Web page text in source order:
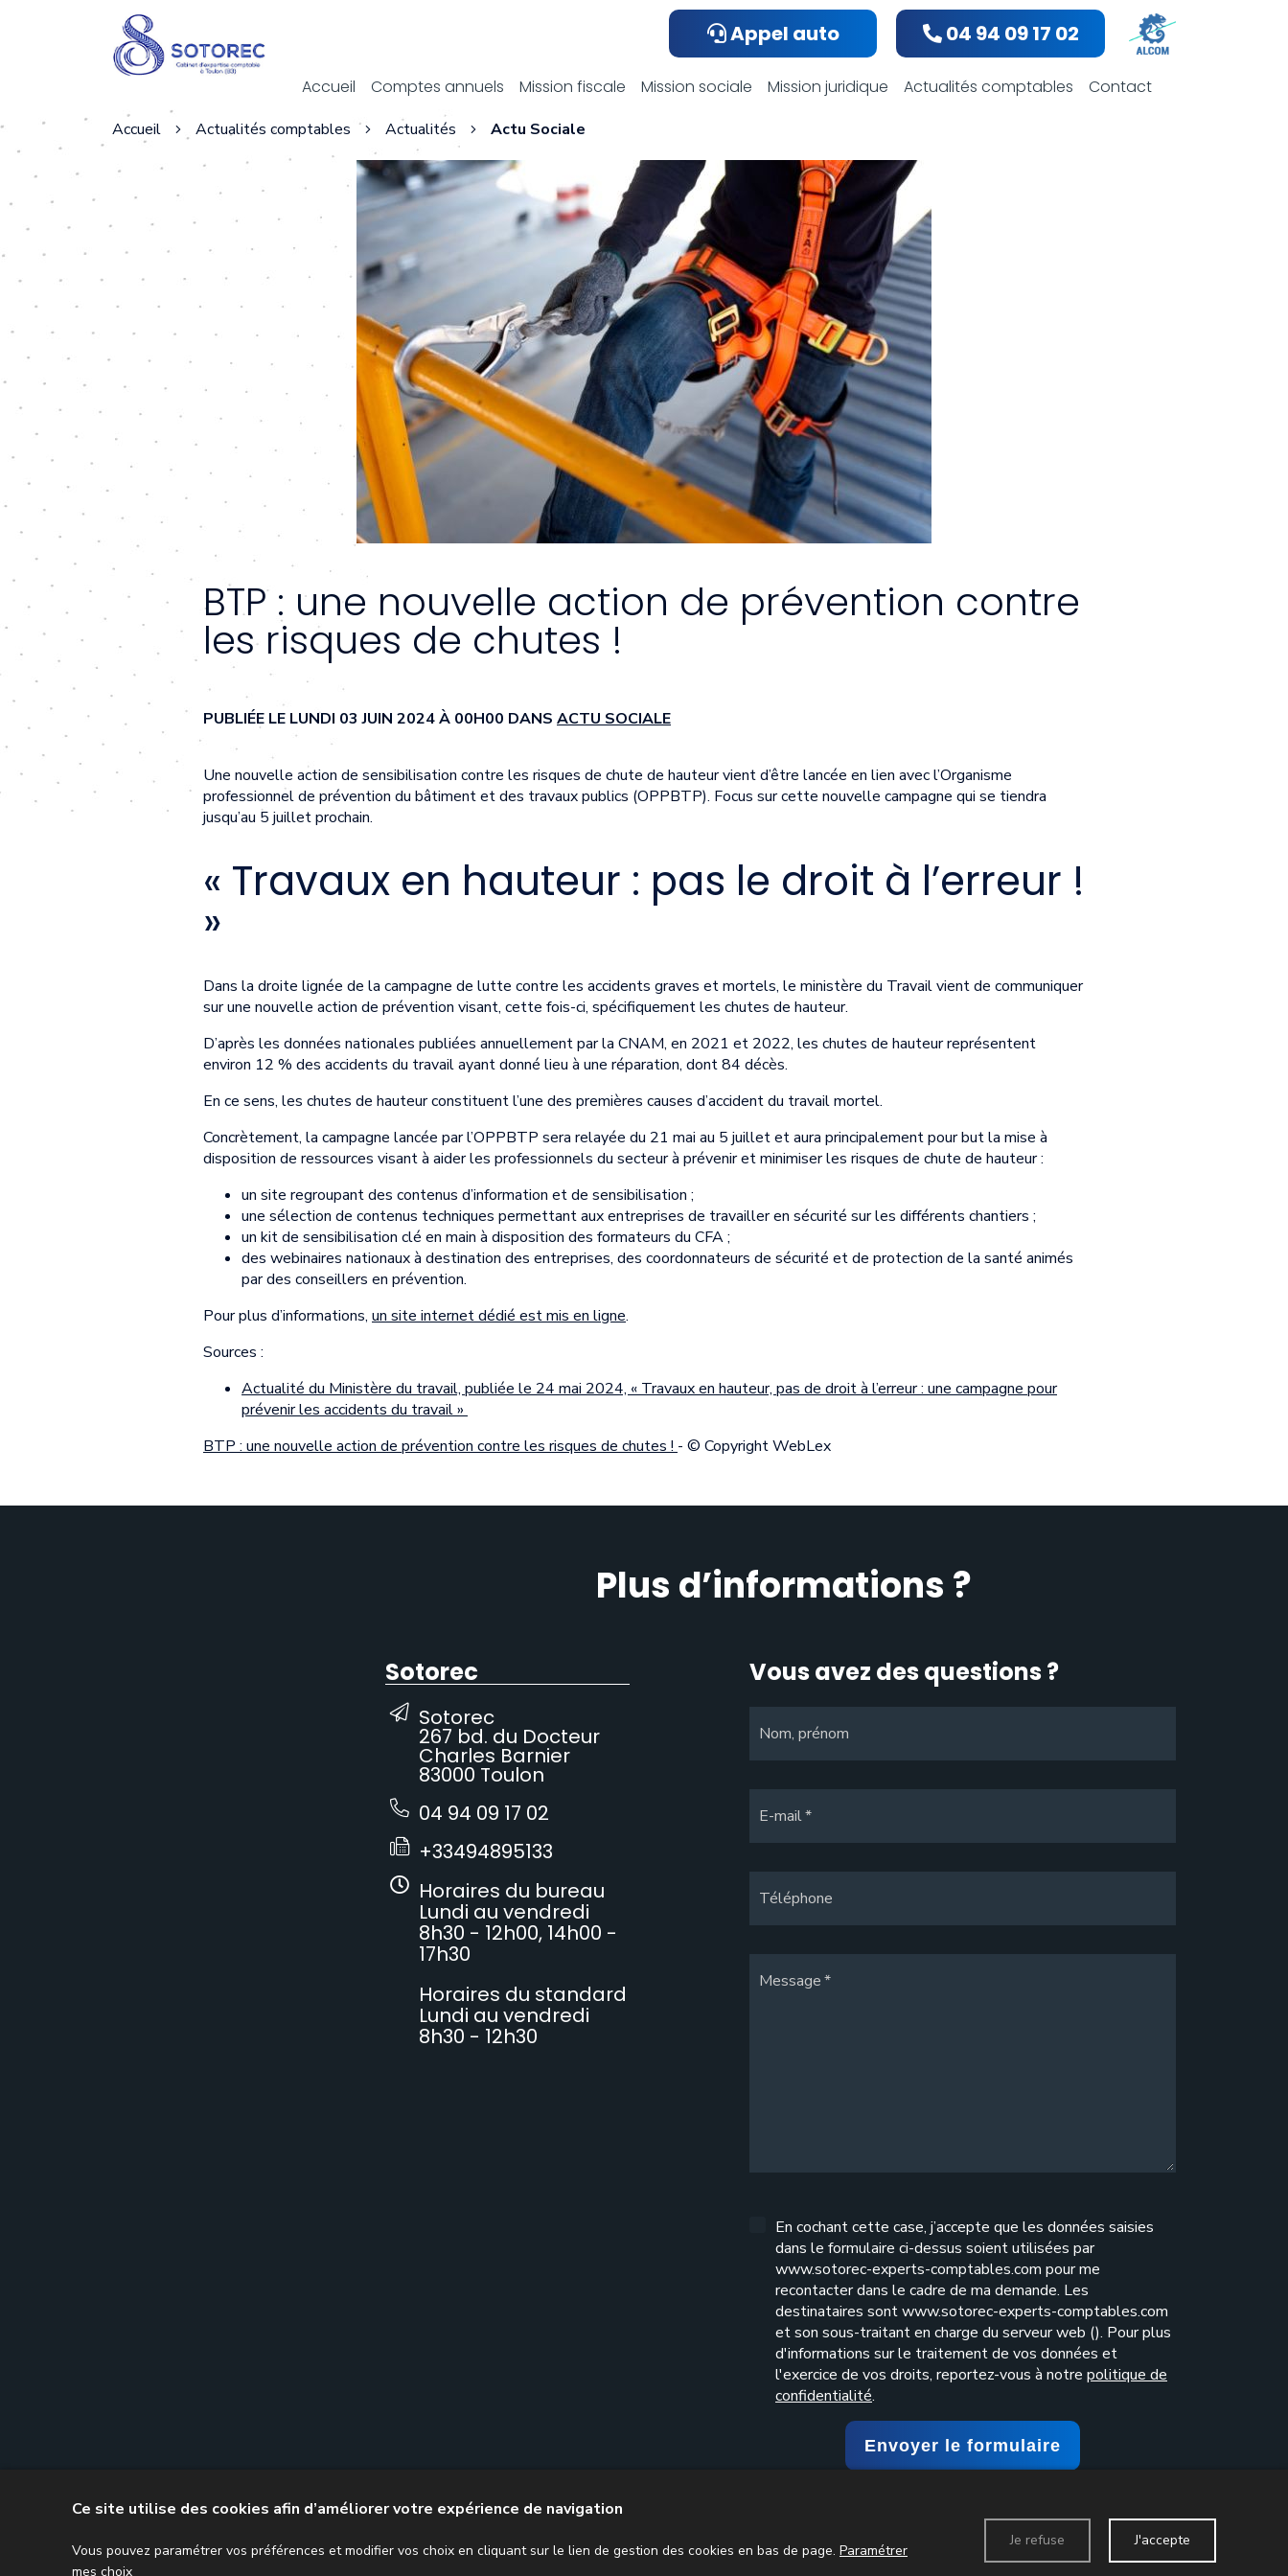
Appel auto 04 94 09 17 02
Accueil Comptes annuels Mission fiscale Mission sociale Mission juridique Actualités comptables Contact
Actualités comptables
Accueil Actualités comptables Actualités Actu Sociale
BTP : une nouvelle action de prévention contre
les risques de chutes !
PUBLIÉE LE LUNDI 03 JUIN 2024 À 00H00 DANS ACTU SOCIALE
Une nouvelle action de sensibilisation contre les risques de chute de hauteur vient d’être lancée en lien avec l’Organisme
professionnel de prévention du bâtiment et des travaux publics (OPPBTP). Focus sur cette nouvelle campagne qui se tiendra
jusqu’au 5 juillet prochain.
« Travaux en hauteur : pas le droit à l’erreur !
»
Dans la droite lignée de la campagne de lutte contre les accidents graves et mortels, le ministère du Travail vient de communiquer
sur une nouvelle action de prévention visant, cette fois-ci, spécifiquement les chutes de hauteur.
D’après les données nationales publiées annuellement par la CNAM, en 2021 et 2022, les chutes de hauteur représentent
environ 12 % des accidents du travail ayant donné lieu à une réparation, dont 84 décès.
En ce sens, les chutes de hauteur constituent l’une des premières causes d’accident du travail mortel.
Concrètement, la campagne lancée par l’OPPBTP sera relayée du 21 mai au 5 juillet et aura principalement pour but la mise à
disposition de ressources visant à aider les professionnels du secteur à prévenir et minimiser les risques de chute de hauteur :
un site regroupant des contenus d’information et de sensibilisation ;
une sélection de contenus techniques permettant aux entreprises de travailler en sécurité sur les différents chantiers ;
un kit de sensibilisation clé en main à disposition des formateurs du CFA ;
des webinaires nationaux à destination des entreprises, des coordonnateurs de sécurité et de protection de la santé animés
par des conseillers en prévention.
Pour plus d’informations, un site internet dédié est mis en ligne.
Sources :
Actualité du Ministère du travail, publiée le 24 mai 2024, « Travaux en hauteur, pas de droit à l’erreur : une campagne pour
prévenir les accidents du travail »
BTP : une nouvelle action de prévention contre les risques de chutes ! - © Copyright WebLex
Plus d’informations ?
Sotorec
Sotorec
267 bd. du Docteur
Charles Barnier
83000 Toulon
04 94 09 17 02
+33494895133
Horaires du bureau
Lundi au vendredi
8h30 - 12h00, 14h00 -
17h30
Horaires du standard
Lundi au vendredi
8h30 - 12h30
Vous avez des questions ?
Nom, prénom
E-mail
Téléphone
Message
En cochant cette case, j’accepte que les données saisies
dans le formulaire ci-dessus soient utilisées par
www.sotorec-experts-comptables.com pour me
recontacter dans le cadre de ma demande. Les
destinataires sont www.sotorec-experts-comptables.com
et son sous-traitant en charge du serveur web (). Pour plus
d'informations sur le traitement de vos données et
l'exercice de vos droits, reportez-vous à notre politique de
confidentialité.
Envoyer le formulaire
Accueil Comptes annuels Mission fiscale Mission sociale Mission juridique Actualités comptables Contact Données personnelles Mentions légales
Ce site utilise des cookies afin d’améliorer votre expérience de navigation
Vous pouvez paramétrer vos préférences et modifier vos choix en cliquant sur le lien de gestion des cookies en bas de page. Paramétrer
mes choix
Je refuse J'accepte